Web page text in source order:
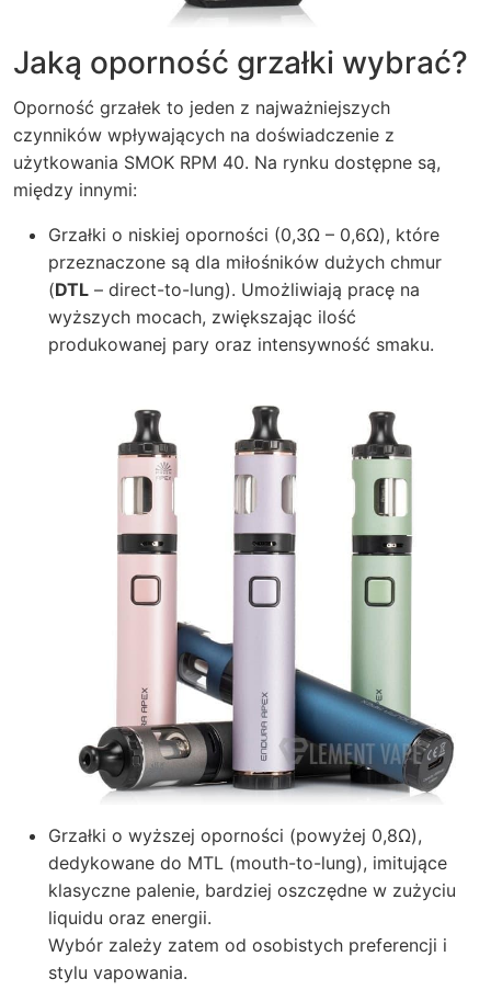
Jaką oporność grzałki wybrać?
Oporność grzałek to jeden z najważniejszych
czynników wpływających na doświadczenie z
użytkowania SMOK RPM 40. Na rynku dostępne są,
między innymi:
Grzałki o niskiej oporności (0,3Ω – 0,6Ω), które
przeznaczone są dla miłośników dużych chmur
(DTL – direct-to-lung). Umożliwiają pracę na
wyższych mocach, zwiększając ilość
produkowanej pary oraz intensywność smaku.
Grzałki o wyższej oporności (powyżej 0,8Ω),
dedykowane do MTL (mouth-to-lung), imitujące
klasyczne palenie, bardziej oszczędne w zużyciu
liquidu oraz energii.
Wybór zależy zatem od osobistych preferencji i
stylu vapowania.